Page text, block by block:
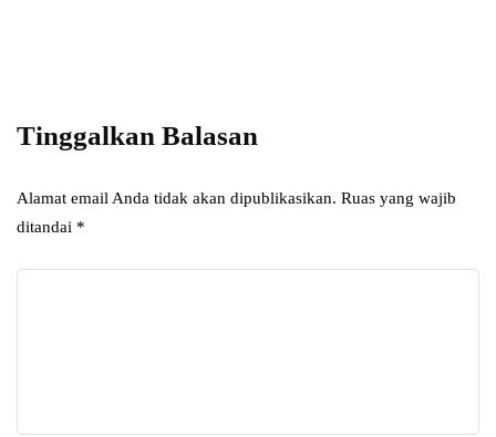
Tinggalkan Balasan
Alamat email Anda tidak akan dipublikasikan. Ruas yang wajib
ditandai *